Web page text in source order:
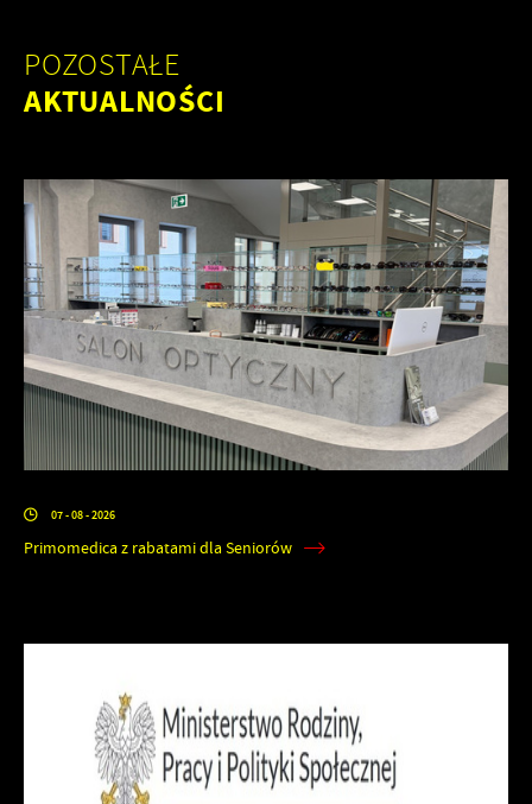
POZOSTAŁE
AKTUALNOŚCI
07 - 08 - 2026
Primomedica z rabatami dla Seniorów